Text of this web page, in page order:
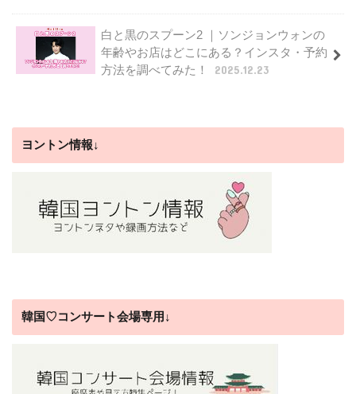
白と黒のスプーン2 ｜ソンジョンウォンの
年齢やお店はどこにある？インスタ・予約
方法を調べてみた！
2025.12.23
ヨントン情報↓
韓国♡コンサート会場専用↓